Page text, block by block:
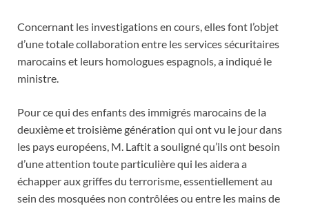
Concernant les investigations en cours, elles font l’objet
d’une totale collaboration entre les services sécuritaires
marocains et leurs homologues espagnols, a indiqué le
ministre.
Pour ce qui des enfants des immigrés marocains de la
deuxième et troisième génération qui ont vu le jour dans
les pays européens, M. Laftit a souligné qu’ils ont besoin
d’une attention toute particulière qui les aidera a
échapper aux griffes du terrorisme, essentiellement au
sein des mosquées non contrôlées ou entre les mains de